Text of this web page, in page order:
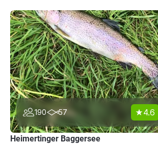
190 57 4.6
Heimertinger Baggersee